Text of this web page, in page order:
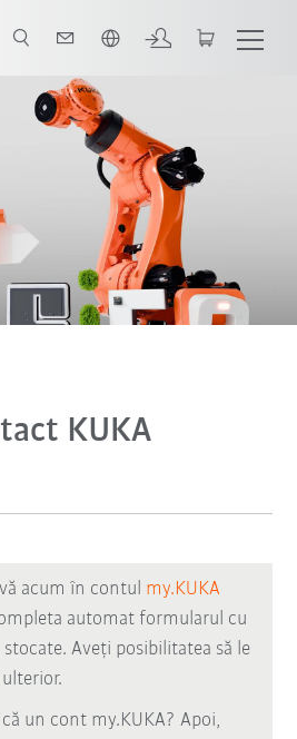
KUKA
acum în contul my.KUKA
automat formularul cu
stocate. Aveți posibilitatea să le
un cont my.KUKA? Apoi,